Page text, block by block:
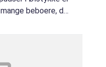
beboere, der